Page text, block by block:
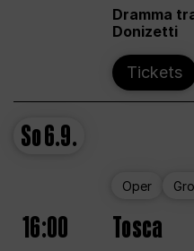
Dramma
Donizetti
Tickets
So6.9.
Oper
16:00 Tosca